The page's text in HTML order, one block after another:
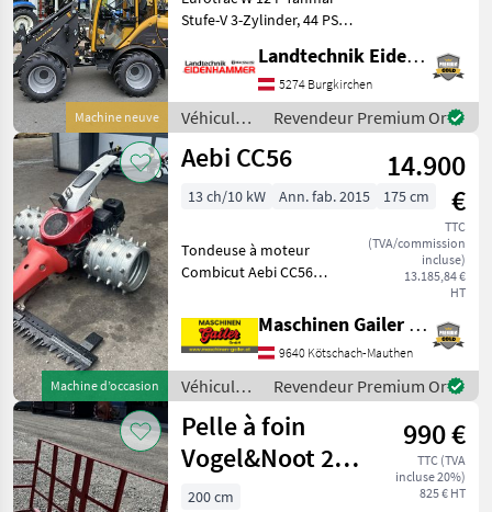
Machine neuve
Stufe-V 3-Zylinder, 44 PS
Eigengewicht 2620 kg
Hubhöhe 290 cm Bauhöhe
233 cm Radladerbreite 150
cm Joystick-Steue
Landtechnik Eidenhammer GmbH
5274 Burgkirchen
Véhicules
agricoles
à moteur /
Revendeur Premium Or
Machine d’occasion
Aebi CC56
14.900
€
TTC
(TVA/commission
incluse)
13.185,84 €
HT
13 ch/10 kW Ann. fab. 2015 175 cm
Tondeuse à moteur
Combicut Aebi CC56
GX390 à essence de 13 PS, 1
cylindre * Entraînement
hydrostatique indépendant
pour chaque roue * Avec
Maschinen Gailer GmbH
9640 Kötschach-Mauthen
Véhicules
agricoles
à moteur /
Aebi
Revendeur Premium Or
Pelle à foin
Vogel&Noot 200
cm
990 €
TTC (TVA
incluse 20%)
825 € HT
200 cm